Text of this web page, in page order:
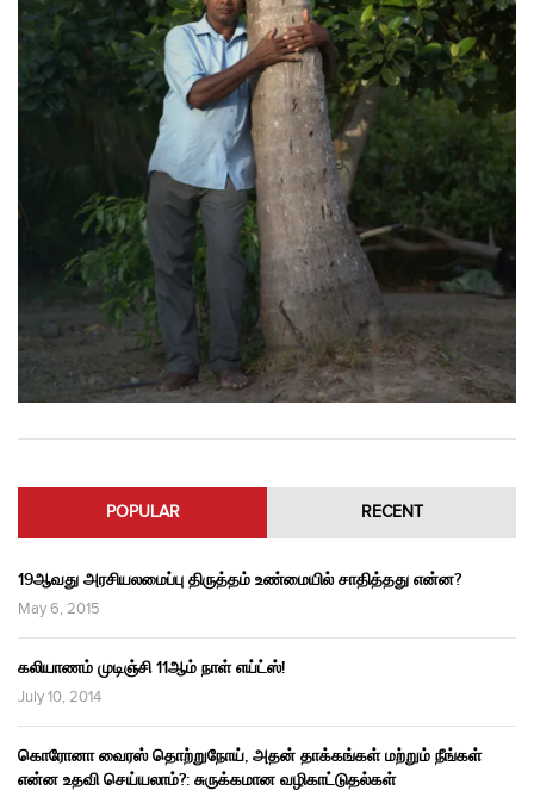
POPULAR RECENT
19ஆவது அரசியலமைப்பு திருத்தம் உண்மையில் சாதித்தது என்ன?
May 6, 2015
கலியாணம் முடிஞ்சி 11ஆம் நாள் எய்ட்ஸ்!
July 10, 2014
கொரோனா வைரஸ் தொற்றுநோய், அதன் தாக்கங்கள் மற்றும் நீங்கள்
என்ன உதவி செய்யலாம்?: சுருக்கமான வழிகாட்டுதல்கள்